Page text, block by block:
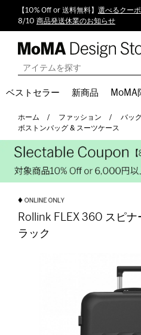
【10% Off or 送料無料】 選べるクー
8/10 商品発送休業のお知らせ
ベストセラー 新商品 MoMA
ホーム ファッション
バッ
ボストンバッグ & スーツケース
Rollink FLEX 360 スピ
ラック